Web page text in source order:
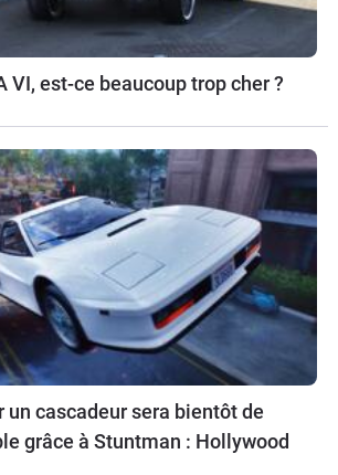
VI, est-ce beaucoup trop cher ?
un cascadeur sera bientôt de
grâce à Stuntman : Hollywood